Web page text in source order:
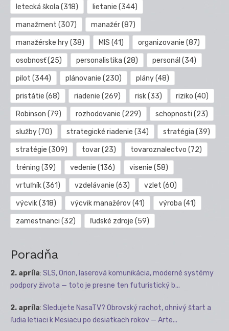
letecká škola (318) lietanie (344)
manažment (307) manažér(87)
manažérske hry(38) MIS (41) organizovanie (87)
osobnosť(25) personalistika (28) personál (34)
pilot (344) plánovanie (230) plány(48)
pristátie (68) riadenie (269) risk(33) riziko (40)
Robinson (79) rozhodovanie (229) schopnosti (23)
služby(70) strategické riadenie (34) stratégia (39)
stratégie (309) tovar(23) tovaroznalectvo (72)
tréning (39) vedenie (136) visenie (58)
vrtuľník(361) vzdelávanie (63) vzlet (60)
výcvik(318) výcvik manažérov(41) výroba (41)
zamestnanci (32) ľudské zdroje (59)
Poradňa
2. apríla: SLS, Orion, laserová komunikácia, moderné systémy
podpory života — toto je presne ten futuristický b...
2. apríla: Sledujete NasaTV? Obrovský rachot, ohnivý štart a
ľudia letiaci k Mesiacu po desiatkach rokov — Arte...